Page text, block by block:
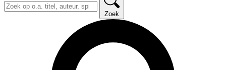
Zoek